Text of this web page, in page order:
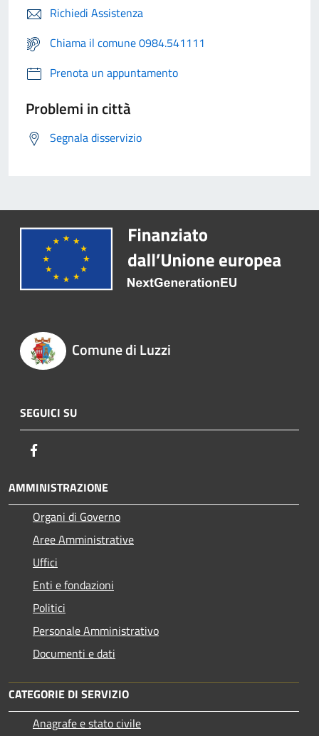
Richiedi Assistenza
Chiama il comune 0984.541111
Prenota un appuntamento
Problemi in città
Segnala disservizio
Comune di Luzzi
SEGUICI SU
AMMINISTRAZIONE
Organi di Governo
Aree Amministrative
Uffici
Enti e fondazioni
Politici
Personale Amministrativo
Documenti e dati
CATEGORIE DI SERVIZIO
Anagrafe e stato civile